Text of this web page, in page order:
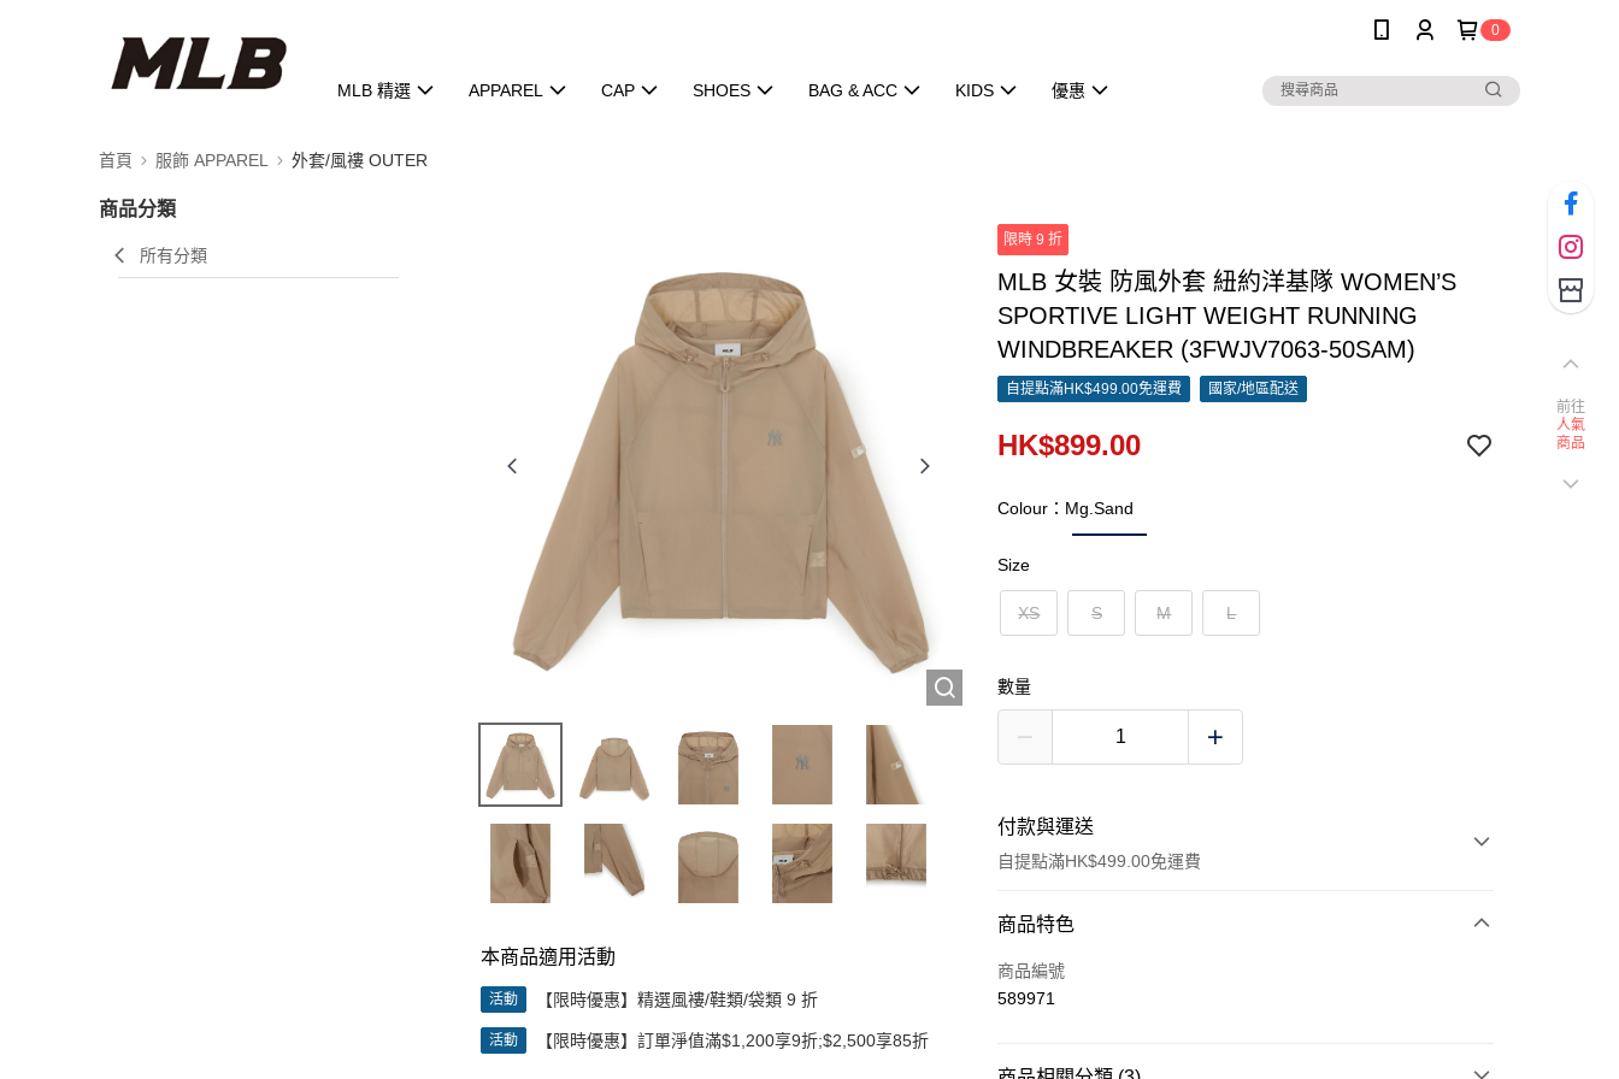
0
MLB 精選 APPAREL CAP SHOES BAG & ACC KIDS 優惠
首頁 服飾 APPAREL 外套/風褸 OUTER
商品分類
所有分類
本商品適用活動
活動 【限時優惠】精選風褸/鞋類/袋類 9 折
活動 【限時優惠】訂單淨值滿$1,200享9折;$2,500享85折
限時 9 折
MLB 女裝 防風外套 紐約洋基隊 WOMEN’S
SPORTIVE LIGHT WEIGHT RUNNING
WINDBREAKER (3FWJV7063-50SAM)
自提點滿HK$499.00免運費 國家/地區配送
HK$899.00
Colour：Mg.Sand
Size
XS S M L
數量
付款與運送
自提點滿HK$499.00免運費
付款方式
信用卡
商品特色
商品編號
589971
前往
人氣
商品